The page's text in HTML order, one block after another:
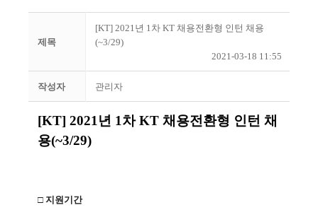
제목
[KT] 2021년 1차 KT 채용전환형 인턴 채용
(~3/29)
2021-03-18 11:55
작성자 관리자
[KT] 2021년 1차KT 채용전환형 인턴 채
용(~3/29)
□ 지원기간